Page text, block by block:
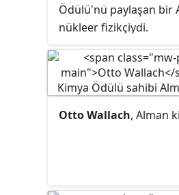
Ödülü'nü paylaşan bir
nükleer fizikçiydi.
Otto Wallach, Alman